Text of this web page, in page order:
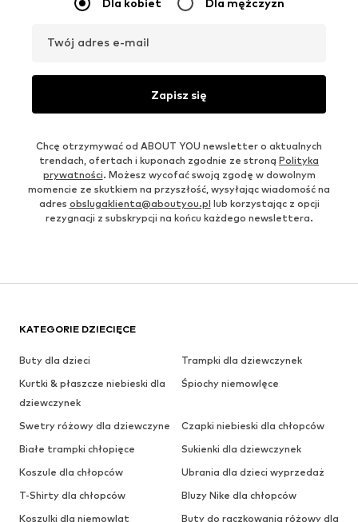
Dla kobiet Dla mężczyzn
Twój adres e-mail
Zapisz się
Chcę otrzymywać od ABOUT YOU newsletter o aktualnych
trendach, ofertach i kuponach zgodnie ze stroną Polityka
prywatności. Możesz wycofać swoją zgodę w dowolnym
momencie ze skutkiem na przyszłość, wysyłając wiadomość na
adres obslugaklienta@aboutyou.pl lub korzystając z opcji
rezygnacji z subskrypcji na końcu każdego newslettera.
KATEGORIE DZIECIĘCE
Buty dla dzieci
Trampki dla dziewczynek
Kurtki & płaszcze niebieski dla
dziewczynek
Śpiochy niemowlęce
Swetry różowy dla dziewczyne
Czapki niebieski dla chłopców
Białe trampki chłopięce
Sukienki dla dziewczynek
Koszule dla chłopców
Ubrania dla dzieci wyprzedaż
T-Shirty dla chłopców
Bluzy Nike dla chłopców
Koszulki dla niemowląt
Buty do raczkowania różowy dla